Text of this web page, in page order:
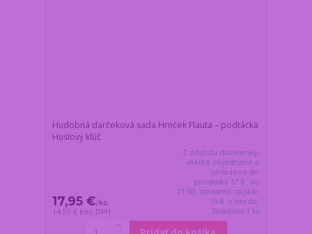
Hudobná darčeková sada Hrnček Flauta – podtácka
Husľový kľúč
17,95 €/ks
14,59 € bez DPH
Z dôvodu dovolenky,
všetko objednané a
uhradené do
pondelka 17.8. do
11:00, dodáme najskôr
19.8. v stredu.
Skladom 1 ks